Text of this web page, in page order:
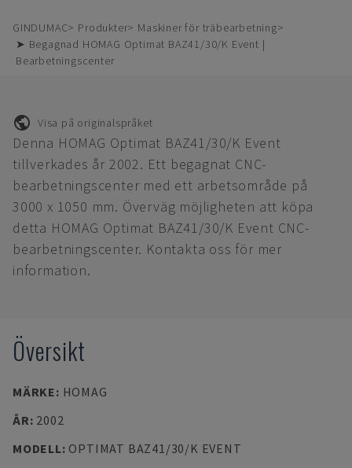
GINDUMAC Produkter
Maskiner för träbearbetning
➤ Begagnad HOMAG Optimat BAZ41/30/K Event |
Bearbetningscenter
Visa på originalspråket
Denna HOMAG Optimat BAZ41/30/K Event
tillverkades år 2002. Ett begagnat CNC-
bearbetningscenter med ett arbetsområde på
3000 x 1050 mm. Överväg möjligheten att köpa
detta HOMAG Optimat BAZ41/30/K Event CNC-
bearbetningscenter. Kontakta oss för mer
information.
Översikt
MÄRKE: HOMAG
ÅR: 2002
MODELL: OPTIMAT BAZ41/30/K EVENT